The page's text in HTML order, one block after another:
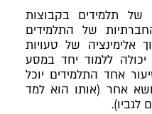
של תלמידים בקבוצות
של התלמידים
של טעויות
ללמוד יחד במסע
אחד התלמידים יוכל
אחר (אותו הוא למד
לגביו).